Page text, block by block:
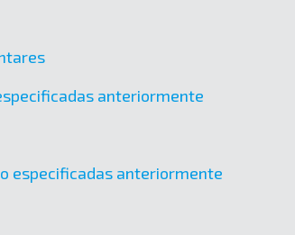
anteriormente
especificadas anteriormente